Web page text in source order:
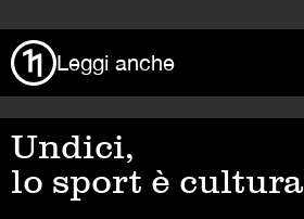
Leggi anche
Undici,
lo sport è cultura